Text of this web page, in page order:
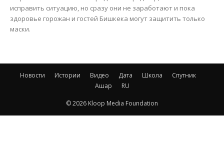
исправить ситуацию, но сразу они не заработают и пока
здоровье горожан и гостей Бишкека могут защитить только
маски.
Новости Истории Видео Дата Школа
Спутник
Ашар
RU
© 2026 Kloop Media Foundation